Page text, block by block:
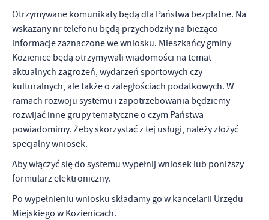
Otrzymywane komunikaty będą dla Państwa bezpłatne. Na
wskazany nr telefonu będą przychodziły na bieżąco
informacje zaznaczone we wniosku. Mieszkańcy gminy
Kozienice będą otrzymywali wiadomości na temat
aktualnych zagrożeń, wydarzeń sportowych czy
kulturalnych, ale także o zaległościach podatkowych. W
ramach rozwoju systemu i zapotrzebowania będziemy
rozwijać inne grupy tematyczne o czym Państwa
powiadomimy. Żeby skorzystać z tej usługi, należy złożyć
specjalny wniosek.
Aby włączyć się do systemu wypełnij wniosek lub poniższy
formularz elektroniczny.
Po wypełnieniu wniosku składamy go w kancelarii Urzędu
Miejskiego w Kozienicach.
treści.
Dzięki tym plikom cookies możemy zapewnić Ci większy komfort
korzystania z funkcjonalności naszej strony poprzez dopasowanie
jej do Twoich indywidualnych preferencji. Wyrażenie zgody na
funkcjonalne i personalizacyjne pliki cookies gwarantuje
dostępność większej ilości funkcji na stronie.
Więcej
Analityczne
Analityczne pliki cookies pomagają nam rozwijać się i
dostosowywać do Twoich potrzeb.
Cookies analityczne pozwalają na uzyskanie informacji w zakresie
wykorzystywania witryny internetowej, miejsca oraz częstotliwości,
z jaką odwiedzane są nasze serwisy www. Dane pozwalają nam na
ocenę naszych serwisów internetowych pod względem ich
popularności wśród użytkowników. Zgromadzone informacje są
przetwarzane w formie zanonimizowanej. Wyrażenie zgody na
analityczne pliki cookies gwarantuje dostępność wszystkich
funkcjonalności.
Więcej
Dzięki reklamowym plikom cookies prezentujemy Ci najciekawsze
informacje i aktualności na stronach naszych partnerów.
Promocyjne pliki cookies służą do prezentowania Ci naszych
komunikatów na podstawie analizy Twoich upodobań oraz Twoich
Więcej